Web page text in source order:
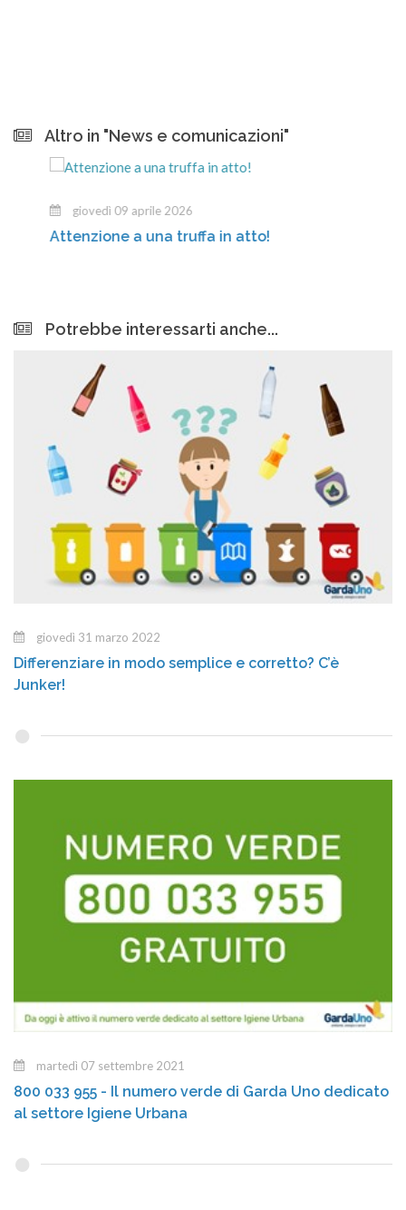
Altro in "News e comunicazioni"
giovedì 09 aprile 2026
Attenzione a una truffa in atto!
Potrebbe interessarti anche...
giovedì 31 marzo 2022
Differenziare in modo semplice e corretto? C’è
Junker!
martedì 07 settembre 2021
800 033 955 - Il numero verde di Garda Uno dedicato
al settore Igiene Urbana